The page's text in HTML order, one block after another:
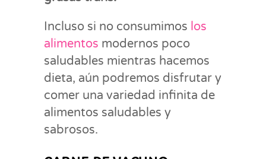
Incluso si no consumimos los
alimentos modernos poco
saludables mientras hacemos
dieta, aún podremos disfrutar y
comer una variedad infinita de
alimentos saludables y
sabrosos.